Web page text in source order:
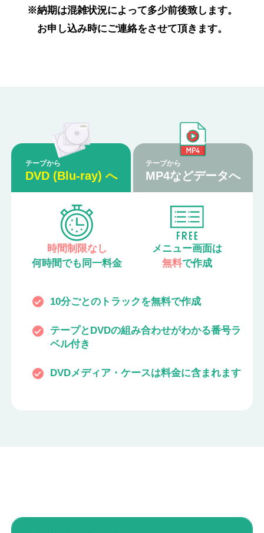
※納期は混雑状況によって多少前後致します。
お申し込み時にご連絡をさせて頂きます。
テープから
DVD (Blu-ray) へ
時間制限なし
何時間でも同一料金
メニュー画面は
無料で作成
10分ごとのトラックを無料で作成
テープとDVDの組み合わせがわかる番号ラ
ベル付き
DVDメディア・ケースは料金に含まれます
テープから
MP4などデータへ
時間制限なし
何時間でも同一料金
汎用性のある
mp4形式での納品
納品時のメディアは何でもOK！
テープとファイル名で組み合わせがわかる
から差し引きます